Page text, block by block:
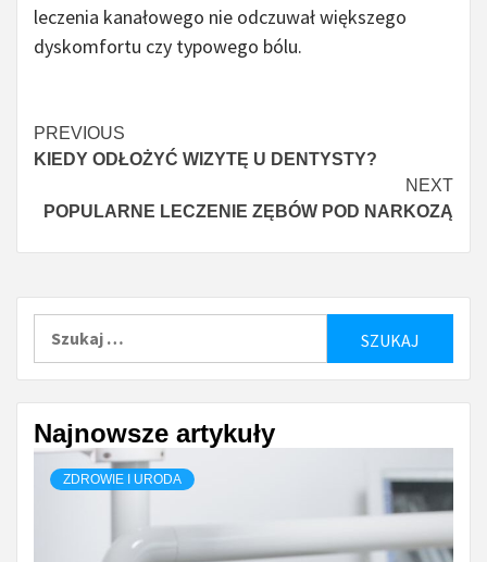
leczenia kanałowego nie odczuwał większego
dyskomfortu czy typowego bólu.
Continue
Reading
PREVIOUS
KIEDY ODŁOŻYĆ WIZYTĘ U DENTYSTY?
NEXT
POPULARNE LECZENIE ZĘBÓW POD NARKOZĄ
Najnowsze artykuły
ZDROWIE I URODA